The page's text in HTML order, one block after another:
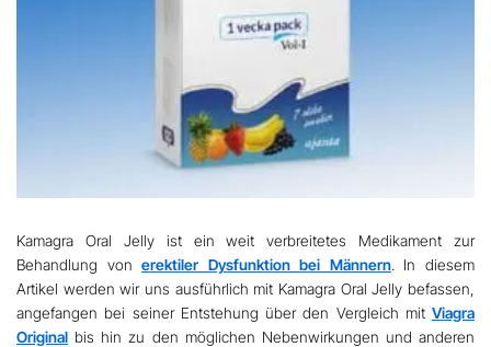
Kamagra Oral Jelly ist ein weit verbreitetes Medikament zur
Behandlung vonerektiler Dysfunktion bei Männern. In diesem
Artikel werden wir uns ausführlich mit Kamagra Oral Jelly befassen,
angefangen bei seiner Entstehung über den Vergleich mit Viagra
Original bis hin zu den möglichen Nebenwirkungen und anderen